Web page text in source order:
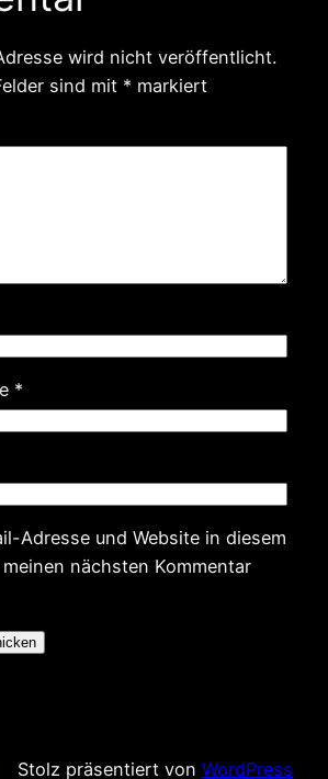
wird nicht veröffentlicht.
sind mit * markiert
*
Adresse und Website in diesem
nächsten Kommentar
Stolz präsentiert von WordPress